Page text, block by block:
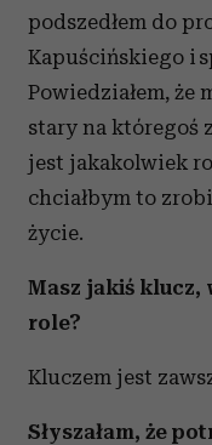
podszedłem do
Kapuścińskiego i
Powiedziałem, że
stary na któregoś
jest jakakolwiek
chciałbym to
życie.
Masz jakiś klucz,
role?
Kluczem jest
Słyszałam, że